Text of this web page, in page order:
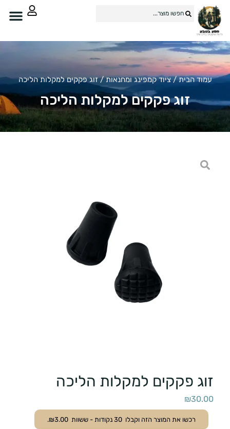
עמוד הבית/ציוד קמפינג ומחנאות/ זוג פקקים למקלות הליכה
זוג פקקים למקלות הליכה
זוג פקקים למקלות הליכה
₪30.00
רכשו את המוצר הזה וקבלו30נקודות - ששוות ₪ 3.00
.